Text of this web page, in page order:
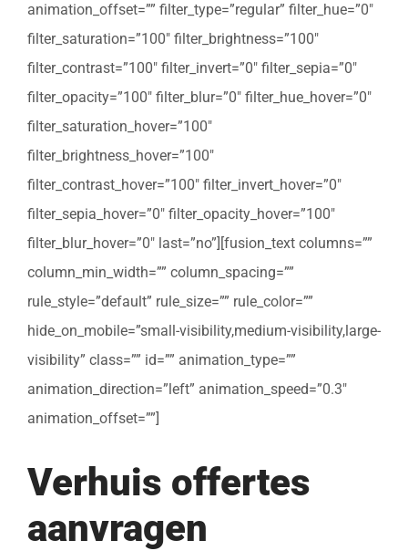
animation_offset=”” filter_type=”regular” filter_hue=”0″
filter_saturation=”100″ filter_brightness=”100″
filter_contrast=”100″ filter_invert=”0″ filter_sepia=”0″
filter_opacity=”100″ filter_blur=”0″ filter_hue_hover=”0″
filter_saturation_hover=”100″
filter_brightness_hover=”100″
filter_contrast_hover=”100″ filter_invert_hover=”0″
filter_sepia_hover=”0″ filter_opacity_hover=”100″
filter_blur_hover=”0″ last=”no”][fusion_text columns=””
column_min_width=”” column_spacing=””
rule_style=”default” rule_size=”” rule_color=””
hide_on_mobile=”small-visibility,medium-visibility,large-
visibility” class=”” id=”” animation_type=””
animation_direction=”left” animation_speed=”0.3″
animation_offset=””]
Verhuis offertes
aanvragen